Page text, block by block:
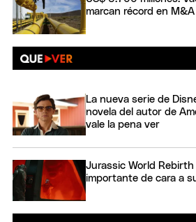
marcan récord en
La nueva serie de
novela del autor de
vale la pena ver
Jurassic World
importante de cara a